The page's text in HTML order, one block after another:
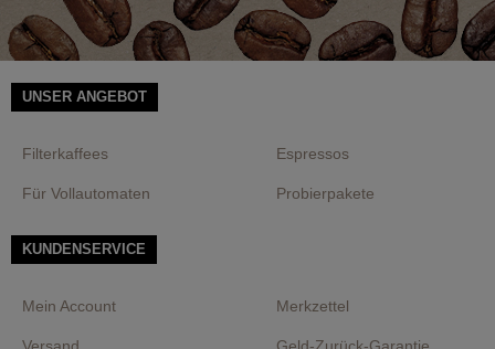
UNSER ANGEBOT
Filterkaffees Espressos
Für Vollautomaten Probierpakete
KUNDENSERVICE
Mein Account Merkzettel